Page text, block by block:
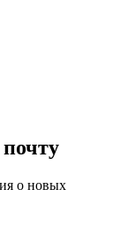
о новых